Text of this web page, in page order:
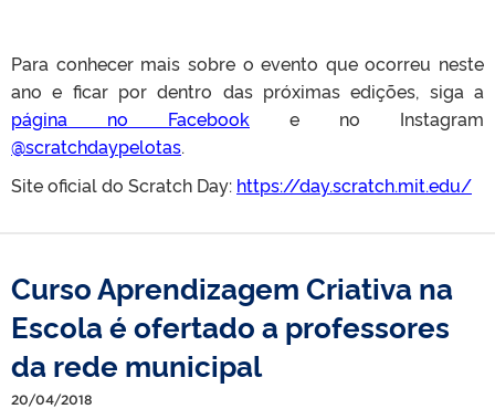
Para conhecer mais sobre o evento que ocorreu neste
ano e ficar por dentro das próximas edições, siga a
página no Facebook e no Instagram
@scratchdaypelotas.
Site oficial do Scratch Day: https://day.scratch.mit.edu/
Curso Aprendizagem Criativa na
Escola é ofertado a professores
da rede municipal
20/04/2018